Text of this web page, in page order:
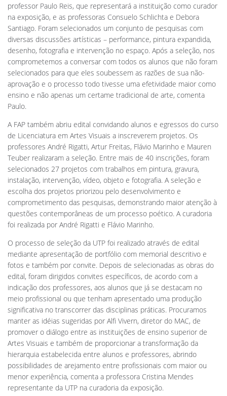
professor Paulo Reis, que representará a instituição como curador
na exposição, e as professoras Consuelo Schlichta e Debora
Santiago. Foram selecionados um conjunto de pesquisas com
diversas discussões artísticas – performance, pintura expandida,
desenho, fotografia e intervenção no espaço. Após a seleção, nos
comprometemos a conversar com todos os alunos que não foram
selecionados para que eles soubessem as razões de sua não-
aprovação e o processo todo tivesse uma efetividade maior como
ensino e não apenas um certame tradicional de arte, comenta
Paulo.
A FAP também abriu edital convidando alunos e egressos do curso
de Licenciatura em Artes Visuais a inscreverem projetos. Os
professores André Rigatti, Artur Freitas, Flávio Marinho e Mauren
Teuber realizaram a seleção. Entre mais de 40 inscrições, foram
selecionados 27 projetos com trabalhos em pintura, gravura,
instalação, intervenção, vídeo, objeto e fotografia. A seleção e
escolha dos projetos priorizou pelo desenvolvimento e
comprometimento das pesquisas, demonstrando maior atenção à
questões contemporâneas de um processo poético. A curadoria
foi realizada por André Rigatti e Flávio Marinho.
O processo de seleção da UTP foi realizado através de edital
mediante apresentação de portfólio com memorial descritivo e
fotos e também por convite. Depois de selecionadas as obras do
edital, foram dirigidos convites específicos, de acordo com a
indicação dos professores, aos alunos que já se destacam no
meio profissional ou que tenham apresentado uma produção
significativa no transcorrer das disciplinas práticas. Procuramos
manter as idéias sugeridas por Alfi Vivern, diretor do MAC, de
promover o diálogo entre as instituições de ensino superior de
Artes Visuais e também de proporcionar a transformação da
hierarquia estabelecida entre alunos e professores, abrindo
possibilidades de arejamento entre profissionais com maior ou
menor experiência, comenta a professora Cristina Mendes
representante da UTP na curadoria da exposição.